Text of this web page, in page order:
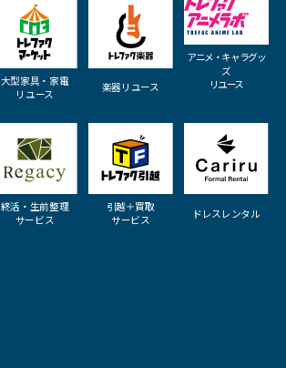
大型家具・家電
リユース
楽器リユース
アニメ・キャラグッ
ズ
リユース
終活・生前整理
サービス
引越＋買取
サービス
ドレスレンタル